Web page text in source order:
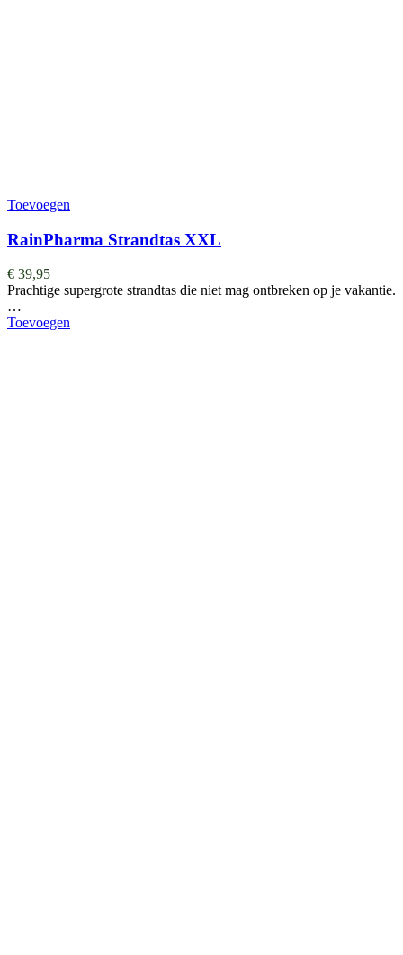
Toevoegen
RainPharma Strandtas XXL
€ 39,95
Prachtige supergrote strandtas die niet mag ontbreken op je vakantie.
…
Toevoegen